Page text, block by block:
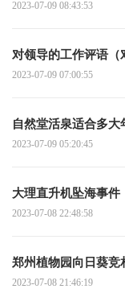
2023-07-09 08:43:53
对领导的工作评语（
2023-07-09 07:00:55
自然堂活泉适合多大
2023-07-09 05:20:45
大理直升机坠海事件
2023-07-08 22:48:58
郑州植物园向日葵竞
2023-07-08 21:46:19